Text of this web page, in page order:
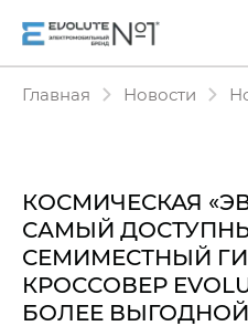
Главная Новости
КОСМИЧЕСКАЯ
САМЫЙ
СЕМИМЕСТНЫЙ
КРОССОВЕР
БОЛЕЕ